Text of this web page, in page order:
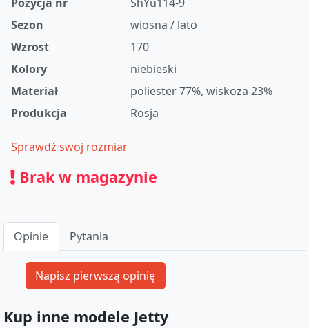
Sezon
wiosna / lato
Wzrost
170
Kolory
niebieski
Materiał
poliester 77%, wiskoza 23%
Produkcja
Rosja
Sprawdź swoj rozmiar
Brak w magazynie
Opinie Pytania
Kup inne modele Jetty